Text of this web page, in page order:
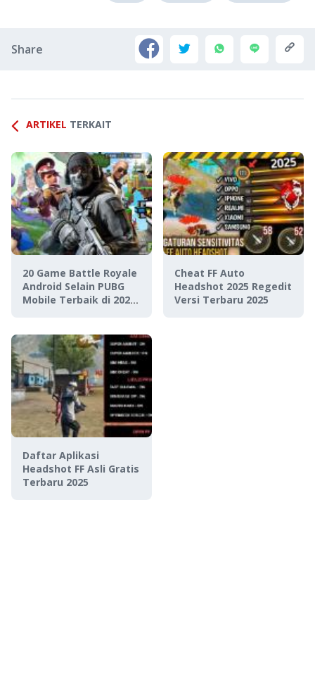
Share
ARTIKEL TERKAIT
20 Game Battle Royale
Android Selain PUBG
Mobile Terbaik di 2020,
Cheat FF Auto
Headshot 2025 Regedit
Versi Terbaru 2025
Daftar Aplikasi
Headshot FF Asli Gratis
Terbaru 2025